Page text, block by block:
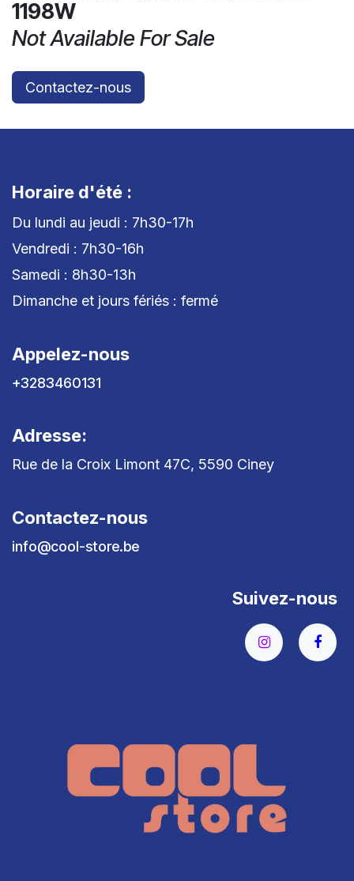
1198W
Not Available For Sale
Contactez-nous
Horaire d'été :
Du lundi au jeudi : 7h30-17h
Vendredi : 7h30-16h
Samedi : 8h30-13h
Dimanche et jours fériés : fermé
Appelez-nous
+3283460131
Adresse:
Rue de la Croix Limont 47C, 5590 Ciney
Contactez-nous
info@cool-store.be
Suivez-nous